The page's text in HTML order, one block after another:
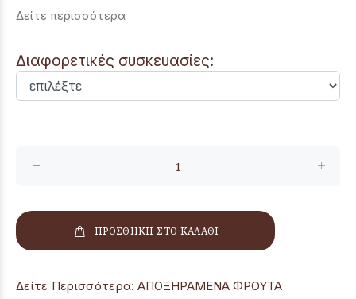
Δείτε περισσότερα
Διαφορετικές συσκευασίες:
ΠΡΟΣΘΗΚΗ ΣΤΟ ΚΑΛΑΘΙ
Δείτε Περισσότερα: ΑΠΟΞΗΡΑΜΕΝΑ ΦΡΟΥΤΑ